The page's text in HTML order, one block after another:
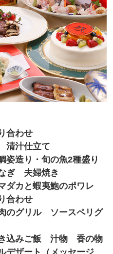
わせ
汁仕立て
り・旬の魚2種盛り
ぎ 夫婦焼き
と蝦夷鮑のポワレ
わせ
リル ソースペリグ
みご飯 汁物 香の物
ザート（メッセージ